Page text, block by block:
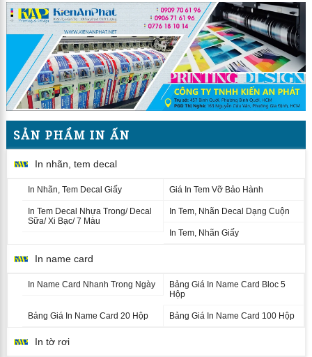
SẢN PHẨM IN ẤN
In nhãn, tem decal
In Nhãn, Tem Decal Giấy Giá In Tem Vỡ Bảo Hành
In Tem Decal Nhựa Trong/ Decal
Sữa/ Xi Bạc/ 7 Màu
In Tem, Nhãn Decal Dạng Cuộn
In Tem, Nhãn Giấy
In name card
In Name Card Nhanh Trong Ngày
Bảng Giá In Name Card Bloc 5
Hộp
Bảng Giá In Name Card 20 Hộp Bảng Giá In Name Card 100 Hộp
In tờ rơi